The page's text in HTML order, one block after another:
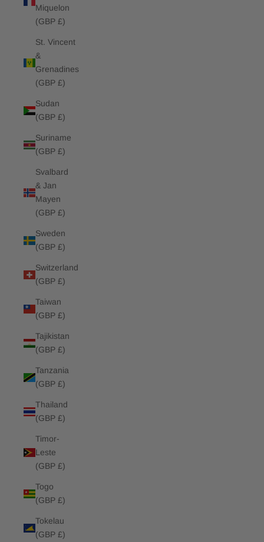
Miquelon
(GBP £)
St. Vincent
&
Grenadines
(GBP £)
Sudan
(GBP £)
Suriname
(GBP £)
Svalbard
& Jan
Mayen
(GBP £)
Sweden
(GBP £)
Switzerland
(GBP £)
Taiwan
(GBP £)
Tajikistan
(GBP £)
Tanzania
(GBP £)
Thailand
(GBP £)
Timor-
Leste
(GBP £)
Togo
(GBP £)
Tokelau
(GBP £)